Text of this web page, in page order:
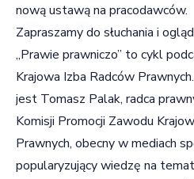
nową ustawą na pracodawców.
Zapraszamy do słuchania i
„Prawie prawniczo” to cykl
Krajowa Izba Radców
jest Tomasz Palak, radca
Komisji Promocji Zawodu
Prawnych, obecny w mediach
popularyzujący wiedzę na